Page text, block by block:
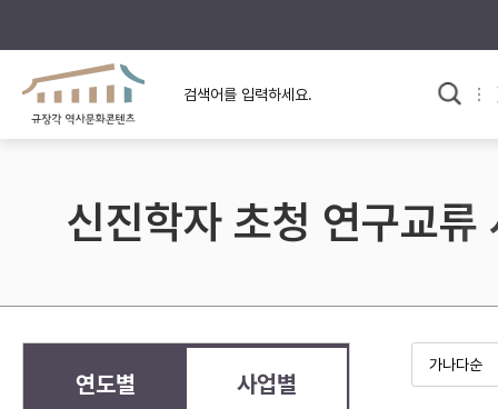
규장각의 어제와 오늘
규장각 소개영상
사료와 문학으로 본
고대
고려
조선 후기
근대
신진학자 초청 연구교류
연도별 사업별